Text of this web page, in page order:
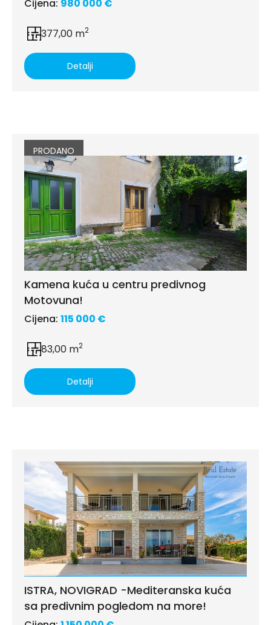
Cijena: 980 000 €
377,00 m2
Detalji
PRODANO
Kamena kuća u centru predivnog
Motovuna!
Cijena: 115 000 €
83,00 m2
Detalji
ISTRA, NOVIGRAD -Mediteranska kuća
sa predivnim pogledom na more!